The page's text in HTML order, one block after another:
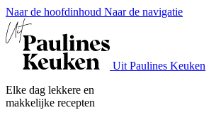
Naar de hoofdinhoud Naar de navigatie
Uit Paulines Keuken
Elke dag lekkere en
makkelijke recepten